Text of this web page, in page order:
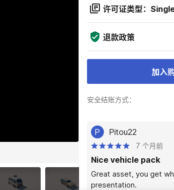
许可证类型：
退款政策
加入
安全结账方式：
P Pitou22
7 个月前
Nice vehicle pack
Great asset, you get
presentation.